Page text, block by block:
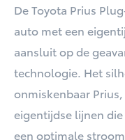
De Toyota Prius
auto met een
aansluit op de
technologie. Het
onmiskenbaar
eigentijdse lijnen
een optimale